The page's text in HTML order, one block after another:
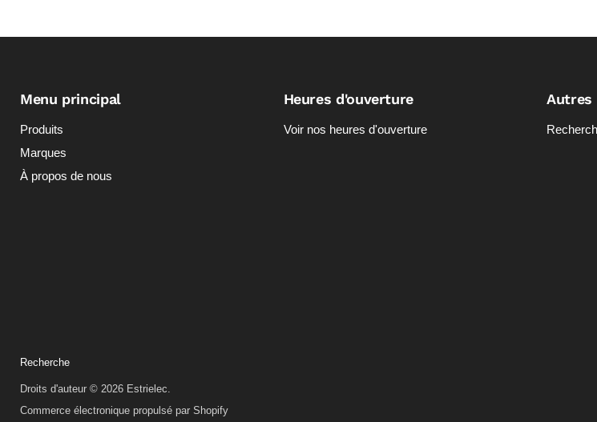
Menu principal
Produits
Marques
À propos de nous
Heures d'ouverture
Voir nos heures d'ouverture
Autres
Recherche
Droits d'auteur © 2026 Estrielec.
Commerce électronique propulsé par Shopify